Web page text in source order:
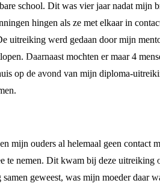
school. Dit was vier jaar nadat mijn
hingen als ze met elkaar in
uitreiking werd gedaan door mijn
Daarnaast mochten er maar 4
op de avond van mijn diploma-
ouders al helemaal geen contact
te nemen. Dit kwam bij deze
geweest, was mijn moeder daar